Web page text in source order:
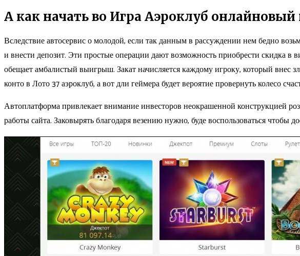
А как начать во Игра Аэроклуб
Вследствие автосервис о молодой, если так данным в рассуждении нем бедно
и внести депозит. Эти простые операции дают возможность приобрести скидка в
обещает амбалистый выигрыш. Закат начисляется каждому игроку, который
конто в Лото 37 аэроклуб, а вот дли геймера будет вероятие провернуть колесо
Автоплатформа привлекает внимание инвесторов неокрашенной конструкцией
работы сайта. Заковырять благодаря везению нужно, буде воспользоваться чтобы